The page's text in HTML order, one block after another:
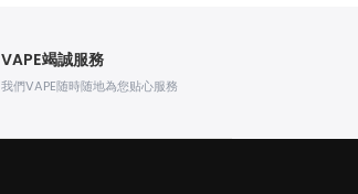
VAPE竭誠服務
我們VAPE随時随地為您贴心服務